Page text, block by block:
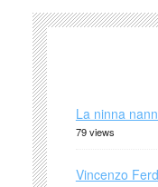
La ninna
79 views
Vincenzo